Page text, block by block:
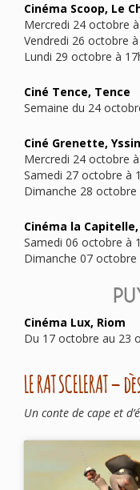
Cinéma Scoop, Le
Mercredi 24 octobre
Vendredi 26 octobre
Lundi 29 octobre à
Ciné Tence, Tence
Semaine du 24
Ciné Grenette,
Mercredi 24 octobre
Samedi 27 octobre à
Dimanche 28 octobre
Cinéma la
Samedi 06 octobre à
Dimanche 07 octobre
Cinéma Lux, Riom
Du 17 octobre au 23
LE RAT SCELERAT
Un conte de cape et